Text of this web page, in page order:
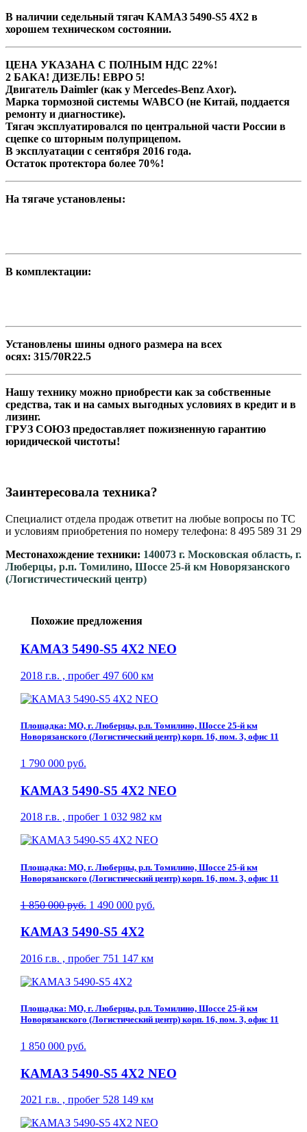
В наличии cедельный тягач КАМАЗ 5490-S5 4Х2 в
хорошем техническом состоянии.
ЦЕНА УКАЗАНА С ПОЛНЫМ НДС 22%!
2 БАКА! ДИЗЕЛЬ! ЕВРО 5!
Двигатель Daimler (как у Mercedes-Benz Axor).
Марка тормозной системы WABCO (не Китай, поддается
ремонту и диагностике).
Тягач эксплуатировался по центральной части России в
сцепке со шторным полуприцепом.
В эксплуатации с сентября 2016 года.
Остаток протектора более 70%!
На тягаче установлены:
В комплектации:
Установлены шины одного размера на всех
осях: 315/70R22.5
Нашу технику можно приобрести как за собственные
средства, так и на самых выгодных условиях в кредит и в
лизинг.
ГРУЗ СОЮЗ предоставляет пожизненную гарантию
юридической чистоты!
Заинтересовала техника?
Специалист отдела продаж ответит на любые вопросы по ТС
и условиям приобретения по номеру телефона: 8 495 589 31 29
Местонахождение техники: 140073 г. Московская область, г.
Люберцы, р.п. Томилино, Шоссе 25-й км Новорязанского
(Логистичестический центр)
Похожие предложения
КАМАЗ 5490-S5 4Х2 NEO
2018 г.в. , пробег 497 600 км
Площадка: МО, г. Люберцы, р.п. Томилино, Шоссе 25-й км
Новорязанского (Логистический центр) корп. 16, пом. 3, офис 11
1 790 000 руб.
КАМАЗ 5490-S5 4Х2 NEO
2018 г.в. , пробег 1 032 982 км
Площадка: МО, г. Люберцы, р.п. Томилино, Шоссе 25-й км
Новорязанского (Логистический центр) корп. 16, пом. 3, офис 11
1 850 000 руб. 1 490 000 руб.
КАМАЗ 5490-S5 4Х2
2016 г.в. , пробег 751 147 км
Площадка: МО, г. Люберцы, р.п. Томилино, Шоссе 25-й км
Новорязанского (Логистический центр) корп. 16, пом. 3, офис 11
1 850 000 руб.
КАМАЗ 5490-S5 4Х2 NEO
2021 г.в. , пробег 528 149 км